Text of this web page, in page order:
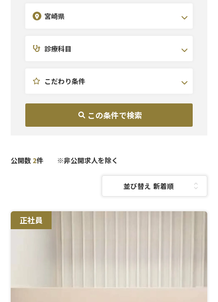
宮崎県
関東
東海
九州・沖縄
診療科目
形成外科
医療痩身
美容外科
こだわり条件
休日120日~
副業OK
公開数 2件 ※非公開求人を除く
並び替え：
正社員